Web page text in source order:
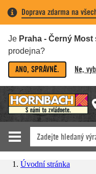
Doprava zdarma na
Je Praha - Černý Most
prodejna?
ANO, SPRÁVNĚ. Ne,
Úvodní stránka